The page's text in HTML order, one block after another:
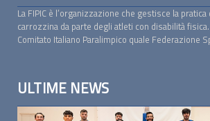
La FIPIC è l’organizzazione che gestisce la
carrozzina da parte degli atleti con disabilità
Comitato Italiano Paralimpico quale Federazione
ULTIME NEWS